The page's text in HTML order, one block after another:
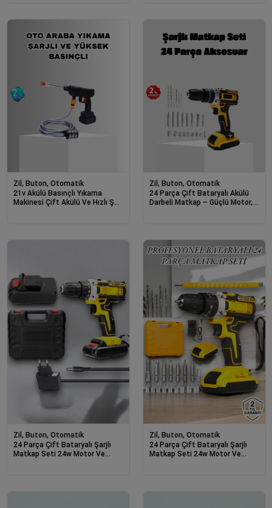
Zil, Buton, Otomatik
21v Akülü Basınçlı Yıkama
Makinesi Çift Akülü Ve Hızlı Şarj
Zil, Buton, Otomatik
24 Parça Çift Bataryalı Akülü
Darbeli Matkap – Güçlü Motor,
Zil, Buton, Otomatik
24 Parça Çift Bataryalı Şarjlı
Matkap Seti 24w Motor Ve
Zil, Buton, Otomatik
24 Parça Çift Bataryalı Şarjlı
Matkap Seti 24w Motor Ve